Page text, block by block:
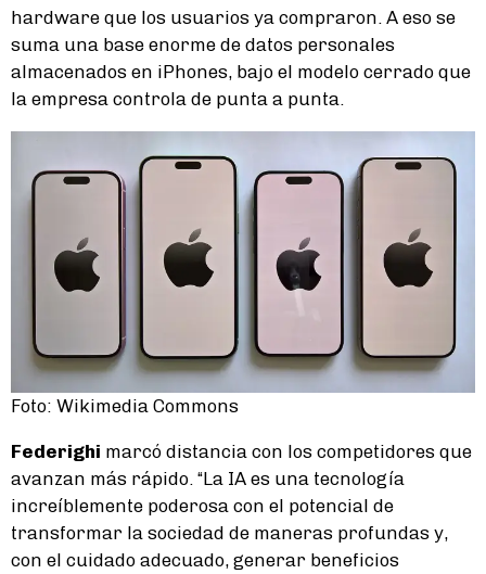
hardware que los usuarios ya compraron. A eso se
suma una base enorme de datos personales
almacenados en iPhones, bajo el modelo cerrado que
la empresa controla de punta a punta.
Foto: Wikimedia Commons
Federighi marcó distancia con los competidores que
avanzan más rápido. “La IA es una tecnología
increíblemente poderosa con el potencial de
transformar la sociedad de maneras profundas y,
con el cuidado adecuado, generar beneficios